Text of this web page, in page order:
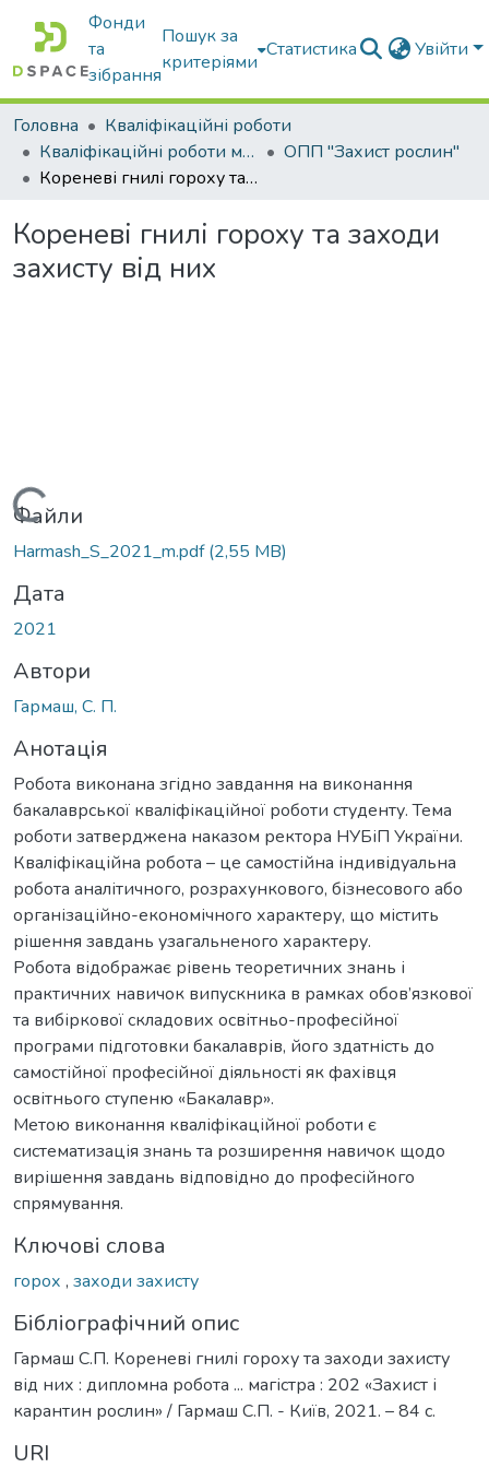
Фонди
та
зібрання
Пошук за
критеріями
Статистика Увійти
Головна
Кваліфікаційні роботи
Кваліфікаційні роботи магістрів
ОПП "Захист рослин"
Кореневі гнилі гороху та заходи захисту від них
Кореневі гнилі гороху та заходи
захисту від них
Вантажиться...
Файли
Harmash_S_2021_m.pdf(2,55 MB)
Дата
2021
Автори
Гармаш, С. П.
Анотація
Робота виконана згідно завдання на виконання
бакалаврської кваліфікаційної роботи студенту. Тема
роботи затверджена наказом ректора НУБіП України.
Кваліфікаційна робота – це самостійна індивідуальна
робота аналітичного, розрахункового, бізнесового або
організаційно-економічного характеру, що містить
рішення завдань узагальненого характеру.
Робота відображає рівень теоретичних знань і
практичних навичок випускника в рамках обов’язкової
та вибіркової складових освітньо-професійної
програми підготовки бакалаврів, його здатність до
самостійної професійної діяльності як фахівця
освітнього ступеню «Бакалавр».
Метою виконання кваліфікаційної роботи є
систематизація знань та розширення навичок щодо
вирішення завдань відповідно до професійного
спрямування.
Ключові слова
горох , заходи захисту
Бібліографічний опис
Гармаш С.П. Кореневі гнилі гороху та заходи захисту
від них : дипломна робота ... магістра : 202 «Захист і
карантин рослин» / Гармаш С.П. - Київ, 2021. – 84 с.
URI